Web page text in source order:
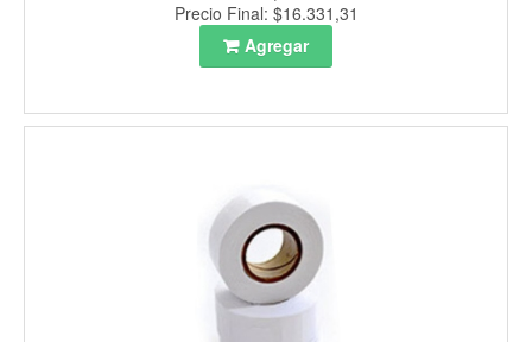
Precio Final: $16.331,31
Agregar